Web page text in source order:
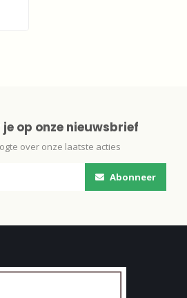
op onze nieuwsbrief
over onze laatste acties
Abonneer